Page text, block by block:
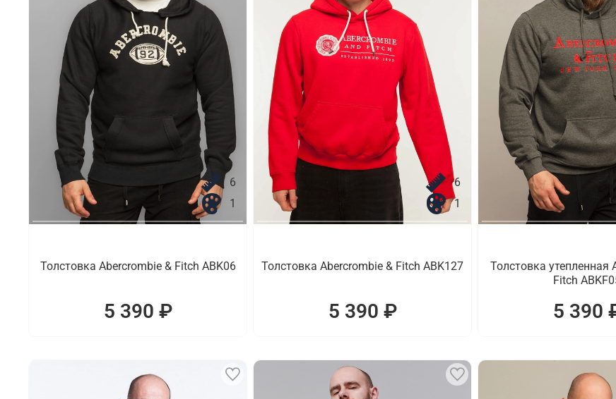
6
1
Толстовка Abercrombie & Fitch ABK06
5 390 ₽
6
1
Толстовка Abercrombie & Fitch ABK127
5 390 ₽
Толстовка утепленная
Fitch
5 390